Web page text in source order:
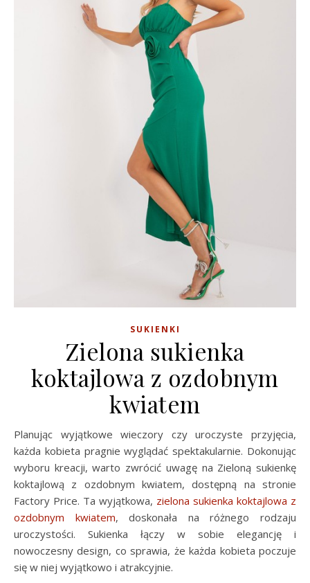
SUKIENKI
Zielona sukienka
koktajlowa z ozdobnym
kwiatem
Planując wyjątkowe wieczory czy uroczyste przyjęcia,
każda kobieta pragnie wyglądać spektakularnie. Dokonując
wyboru kreacji, warto zwrócić uwagę na Zieloną sukienkę
koktajlową z ozdobnym kwiatem, dostępną na stronie
Factory Price. Ta wyjątkowa, zielona sukienka koktajlowa z
ozdobnym kwiatem, doskonała na różnego rodzaju
uroczystości. Sukienka łączy w sobie elegancję i
nowoczesny design, co sprawia, że każda kobieta poczuje
się w niej wyjątkowo i atrakcyjnie.